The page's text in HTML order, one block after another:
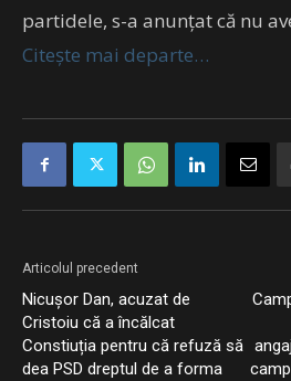
partidele, s-a anunțat că nu
Citește mai departe…
Articolul precedent
Nicușor Dan, acuzat de
Cristoiu că a încălcat
Constiuția pentru că refuză să
dea PSD dreptul de a forma